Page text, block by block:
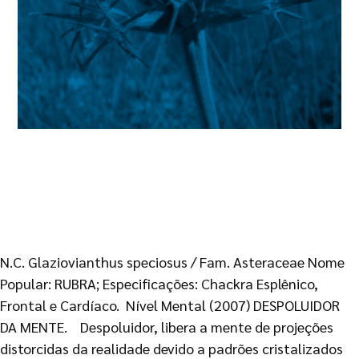
N.C. Glaziovianthus speciosus / Fam. Asteraceae Nome
Popular: RUBRA; Especificações: Chackra Esplênico,
Frontal e Cardíaco. Nível Mental (2007) DESPOLUIDOR
DA MENTE. Despoluidor, libera a mente de projeções
distorcidas da realidade devido a padrões cristalizados